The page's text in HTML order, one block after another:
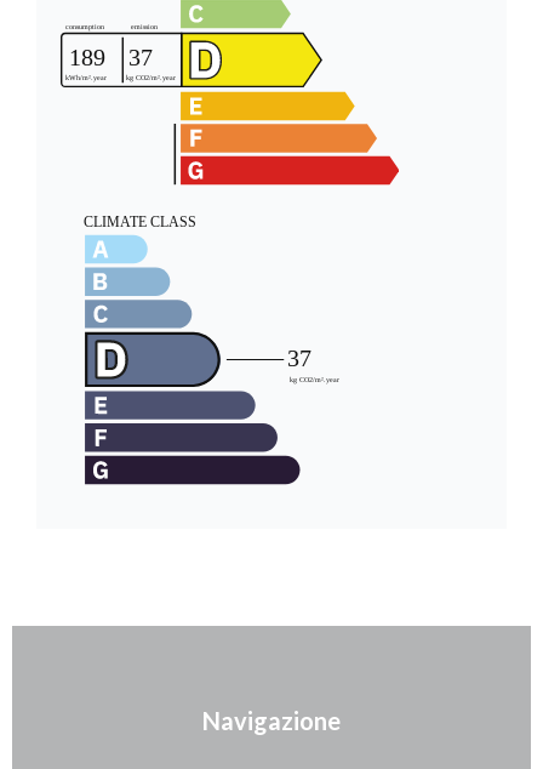
Navigazione